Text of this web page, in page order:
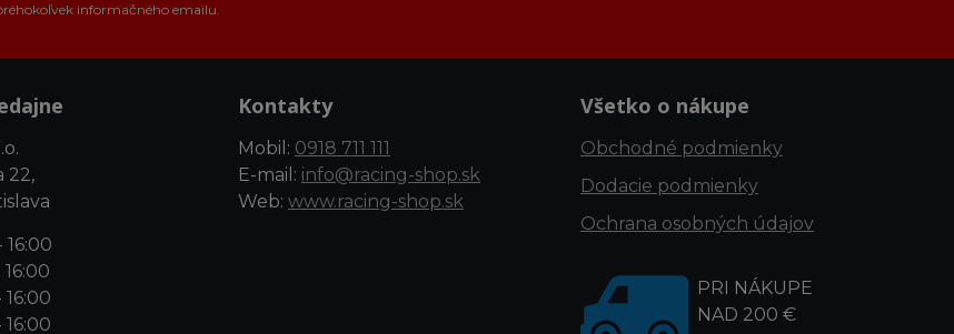
informačného emailu.
22,
Kontakty
Mobil: 0918 711 111
E-mail: info@racing-shop.sk
Web: www.racing-shop.sk
Všetko o nákupe
Obchodné podmienky
Dodacie podmienky
Ochrana osobných údajov
PRI NÁKUPE
NAD 200 €